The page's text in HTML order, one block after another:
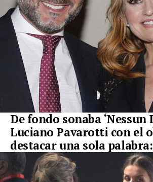
De fondo sonaba ‘Nessun
Luciano Pavarotti con el
destacar una sola palabra: